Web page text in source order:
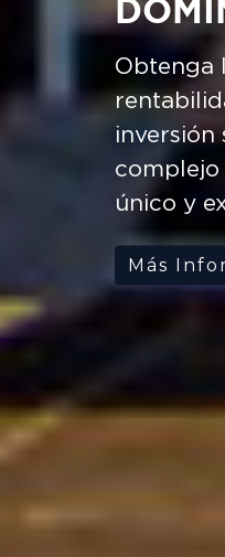
Obtenga
inversión
complejo
único y
Más